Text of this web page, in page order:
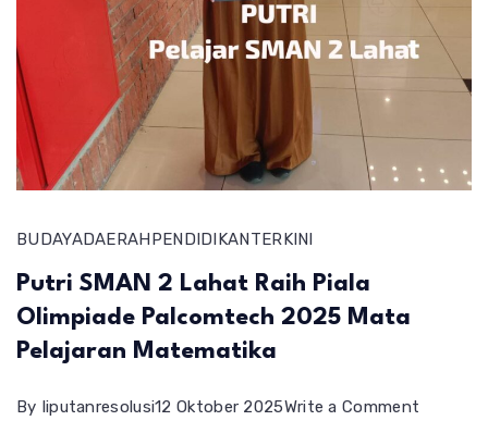
BUDAYADAERAHPENDIDIKANTERKINI
Putri SMAN 2 Lahat Raih Piala
Olimpiade Palcomtech 2025 Mata
Pelajaran Matematika
By liputanresolusi12 Oktober 2025Write a Comment